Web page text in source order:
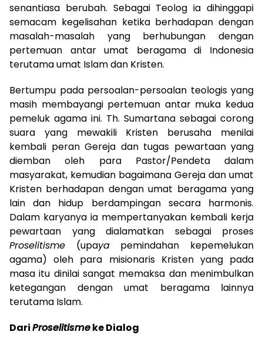
senantiasa berubah. Sebagai Teolog ia dihinggapi
semacam kegelisahan ketika berhadapan dengan
masalah-masalah yang berhubungan dengan
pertemuan antar umat beragama di Indonesia
terutama umat Islam dan Kristen.
Bertumpu pada persoalan-persoalan teologis yang
masih membayangi pertemuan antar muka kedua
pemeluk agama ini. Th. Sumartana sebagai corong
suara yang mewakili Kristen berusaha menilai
kembali peran Gereja dan tugas pewartaan yang
diemban oleh para Pastor/Pendeta dalam
masyarakat, kemudian bagaimana Gereja dan umat
Kristen berhadapan dengan umat beragama yang
lain dan hidup berdampingan secara harmonis.
Dalam karyanya ia mempertanyakan kembali kerja
pewartaan yang dialamatkan sebagai proses
Proselitisme (upayapemindahan kepemelukan
agama) oleh para misionaris Kristen yang pada
masa itu dinilai sangat memaksa dan menimbulkan
ketegangan dengan umat beragama lainnya
terutama Islam.
DariProselitismeke Dialog